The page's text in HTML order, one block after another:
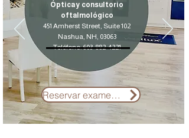
Óptica y consultorio
oftalmológico
451 Amherst Street, Suite 102
Nashua, NH, 03063
Teléfono:603-882-4221
Reservar examen de la vista